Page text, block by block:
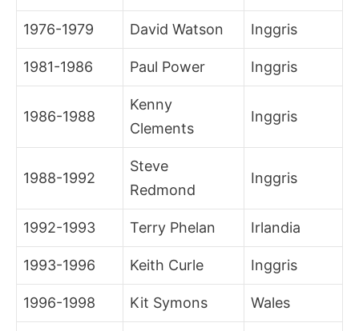
1976-1979 David Watson Inggris
1981-1986 Paul Power Inggris
1986-1988
Kenny
Clements
Inggris
1988-1992
Steve
Redmond
Inggris
1992-1993 Terry Phelan Irlandia
1993-1996 Keith Curle Inggris
1996-1998 Kit Symons Wales